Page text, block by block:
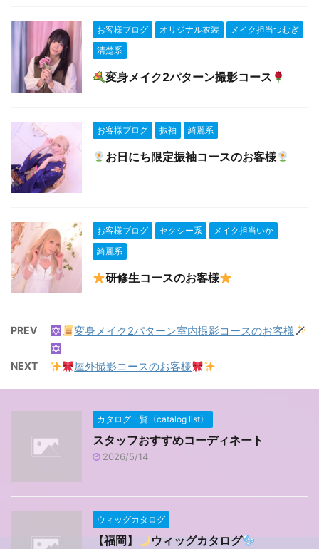
お客様ブログ オリジナル衣装
メイク担当つむぎ
清楚系
変身メイク2パターン撮影コース‍
お客様ブログ 振袖 綺麗系
お日にち限定振袖コースのお客様
お客様ブログ セクシー系
メイク担当いか
綺麗系
研修生コースのお客様
PREV 変身メイク2パターン室内撮影コースのお客様
NEXT 屋外撮影コースのお客様
カタログ一覧〈catalog list〉
スタッフおすすめコーディネート
2026/5/14
ウィッグカタログ
【福岡】 ウィッグカタログ